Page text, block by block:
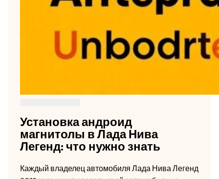
Установка андроид
магнитолы в Лада Нива
Легенд: что нужно знать
Каждый владелец автомобиля Лада Нива Легенд